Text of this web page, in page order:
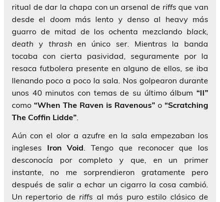
ritual de dar la chapa con un arsenal de riffs que van
desde el doom más lento y denso al heavy más
guarro de mitad de los ochenta mezclando black
death y thrashen único ser. Mientras la banda
tocaba con cierta pasividad, seguramente por la
resaca futbolera presente en alguno de ellos, se iba
llenando poco a poco la sala. Nos golpearon durante
unos 40 minutos con temas de su último álbum “II”
como “When The Raven is Ravenous” o “Scratching
The Coffin Lidde”
Aún con el olor a azufre en la sala empezaban los
ingleses Iron Void . Tengo que reconocer que los
desconocía por completo y que, en un primer
instante, no me sorprendieron gratamente pero
después de salir a echar un cigarro la cosa cambió.
Un repertorio de riffs al más puro estilo clásico de